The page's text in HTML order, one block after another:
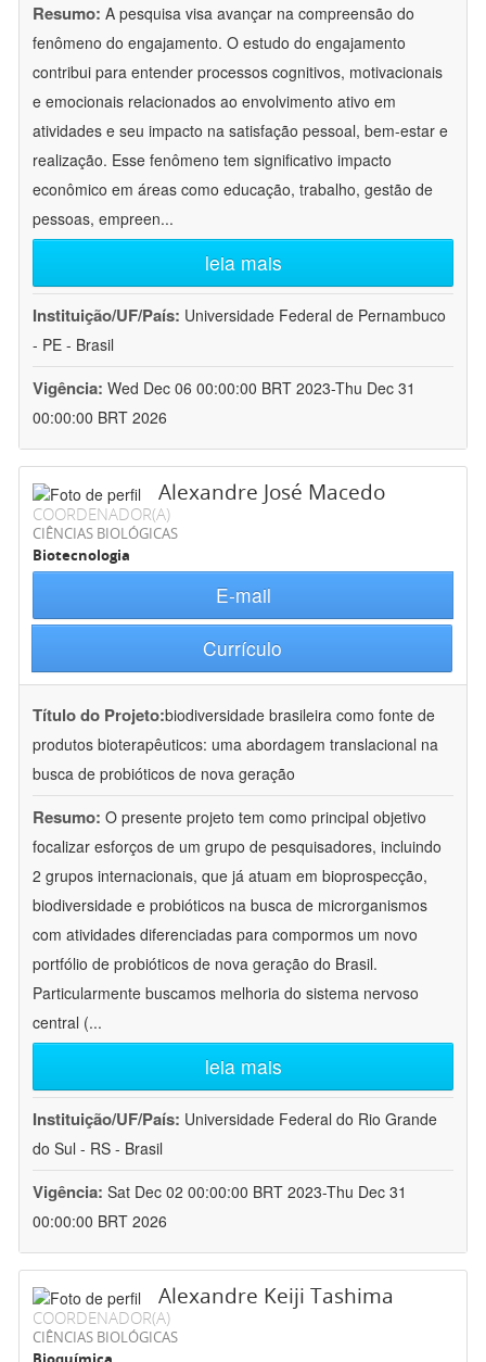
Resumo: A pesquisa visa avançar na compreensão do
fenômeno do engajamento. O estudo do engajamento
contribui para entender processos cognitivos, motivacionais
e emocionais relacionados ao envolvimento ativo em
atividades e seu impacto na satisfação pessoal, bem-estar e
realização. Esse fenômeno tem significativo impacto
econômico em áreas como educação, trabalho, gestão de
pessoas, empreen...
leia mais
Instituição/UF/País: Universidade Federal de Pernambuco
- PE - Brasil
Vigência: Wed Dec 06 00:00:00 BRT 2023-Thu Dec 31
00:00:00 BRT 2026
Alexandre José Macedo
COORDENADOR(A)
CIÊNCIAS BIOLÓGICAS
Biotecnologia
E-mail
Currículo
Título do Projeto:biodiversidade brasileira como fonte de
produtos bioterapêuticos: uma abordagem translacional na
busca de probióticos de nova geração
Resumo: O presente projeto tem como principal objetivo
focalizar esforços de um grupo de pesquisadores, incluindo
2 grupos internacionais, que já atuam em bioprospecção,
biodiversidade e probióticos na busca de microrganismos
com atividades diferenciadas para compormos um novo
portfólio de probióticos de nova geração do Brasil.
Particularmente buscamos melhoria do sistema nervoso
central (...
leia mais
Instituição/UF/País: Universidade Federal do Rio Grande
do Sul - RS - Brasil
Vigência: Sat Dec 02 00:00:00 BRT 2023-Thu Dec 31
00:00:00 BRT 2026
Alexandre Keiji Tashima
COORDENADOR(A)
CIÊNCIAS BIOLÓGICAS